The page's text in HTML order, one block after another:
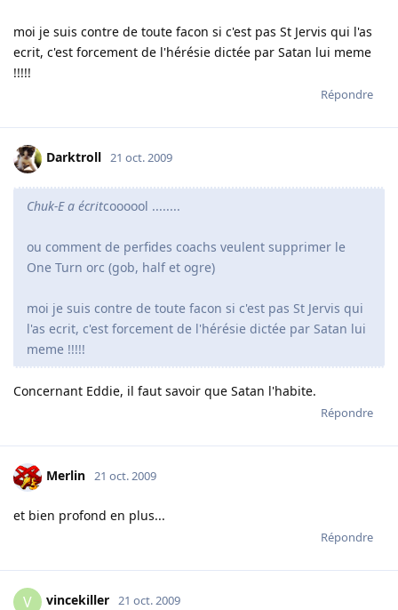
moi je suis contre de toute facon si c'est pas St Jervis qui l'as
ecrit, c'est forcement de l'hérésie dictée par Satan lui meme
!!!!!
Répondre
Darktroll 21 oct. 2009
Chuk-E a écritcoooool ........
ou comment de perfides coachs veulent supprimer le
One Turn orc (gob, half et ogre)
moi je suis contre de toute facon si c'est pas St Jervis qui
l'as ecrit, c'est forcement de l'hérésie dictée par Satan lui
meme !!!!!
Concernant Eddie, il faut savoir que Satan l'habite.
Répondre
Merlin 21 oct. 2009
et bien profond en plus...
Répondre
V vincekiller 21 oct. 2009